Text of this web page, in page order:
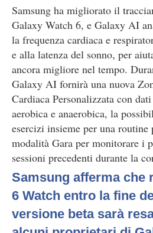
Samsung ha migliorato il
Galaxy Watch 6, e Galaxy AI
la frequenza cardiaca e
e alla latenza del sonno, per
ancora migliore nel tempo.
Galaxy AI fornirà una nuova
Cardiaca Personalizzata con
aerobica e anaerobica, la
esercizi insieme per una routine
modalità Gara per monitorare i
sessioni precedenti durante la
Samsung afferma che
6 Watch entro la fine
versione beta sarà